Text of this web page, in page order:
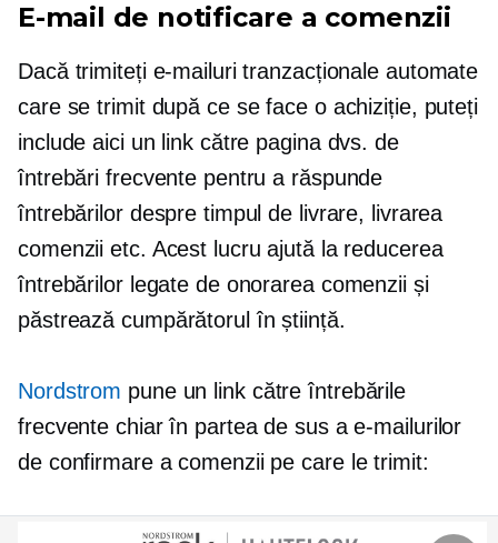
E-mail de notificare a comenzii
Dacă trimiteți e-mailuri tranzacționale automate
care se trimit după ce se face o achiziție, puteți
include aici un link către pagina dvs. de
întrebări frecvente pentru a răspunde
întrebărilor despre timpul de livrare, livrarea
comenzii etc. Acest lucru ajută la reducerea
întrebărilor legate de onorarea comenzii și
păstrează cumpărătorul în știință.
Nordstrom pune un link către întrebările
frecvente chiar în partea de sus a e-mailurilor
de confirmare a comenzii pe care le trimit: